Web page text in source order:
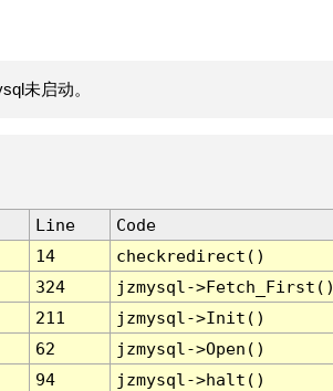
未启动。
Line
Code
14
checkredirect()
324
jzmysql-
211
jzmysql->Init()
62
jzmysql->Open()
94
jzmysql->halt()